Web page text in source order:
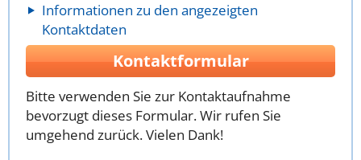
Informationen zu den angezeigten
Kontaktdaten
Kontaktformular
Bitte verwenden Sie zur Kontaktaufnahme
bevorzugt dieses Formular. Wir rufen Sie
umgehend zurück. Vielen Dank!